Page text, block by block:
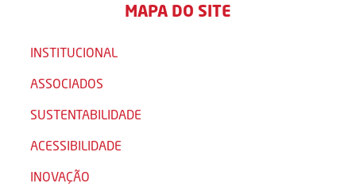
MAPA DO SITE
INSTITUCIONAL
ASSOCIADOS
SUSTENTABILIDADE
ACESSIBILIDADE
INOVAÇÃO